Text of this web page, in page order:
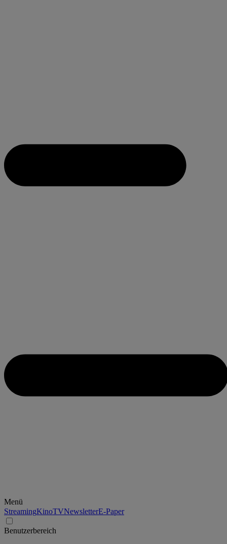
Menü
StreamingKinoTVNewsletterE-Paper
Benutzerbereich